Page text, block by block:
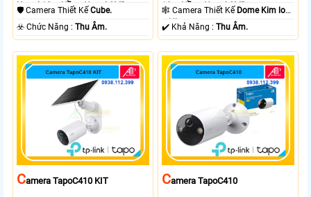
Ngoại 10m Hồng Ngoại SMD.
🛡 Camera Thiết KếCube.
️☣️ Chức Năng :Thu Âm.
10m Hồng Ngoại SMD.
🕸️ Camera Thiết Kế Dome Kim loại
+ Nhựa.
️✔️ Khả Năng :Thu Âm.
CAmera TapoC410 KIT CAmera TapoC410